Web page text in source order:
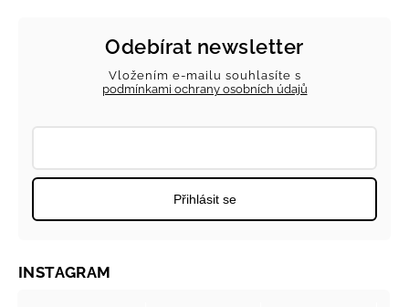
Odebírat newsletter
Vložením e-mailu souhlasíte s
podmínkami ochrany osobních údajů
Přihlásit se
INSTAGRAM